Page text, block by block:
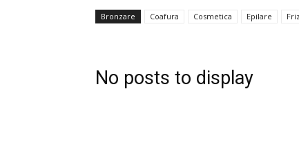
Bronzare Coafura Cosmetica Epilare
No posts to display